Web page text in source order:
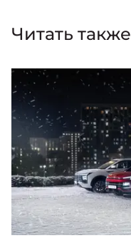
Читать также